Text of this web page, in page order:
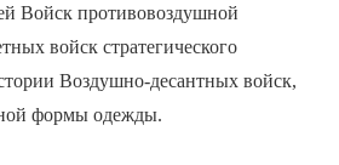
Войск противовоздушной
войск стратегического
Воздушно-десантных войск,
формы одежды.